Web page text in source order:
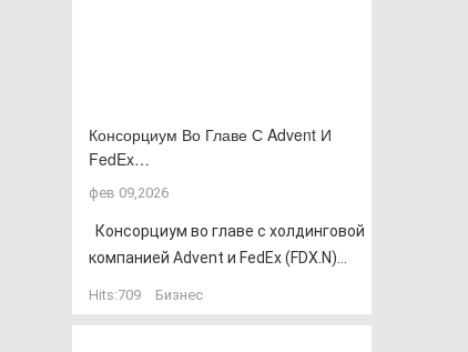
Консорциум Во Главе С Advent И
FedEx…
фев 09,2026
Консорциум во главе с холдинговой
компанией Advent и FedEx (FDX.N)...
Hits:709 Бизнес